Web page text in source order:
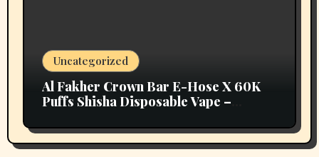
Uncategorized
Al Fakher Crown Bar E-Hose X 60K
Puffs Shisha Disposable Vape –